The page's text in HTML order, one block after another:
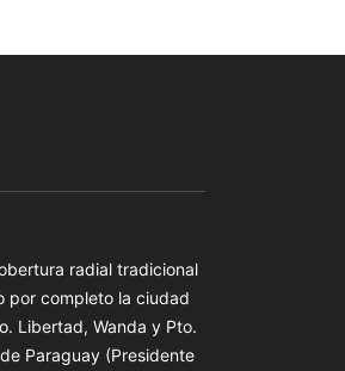
radial tradicional
por completo la ciudad
Libertad, Wanda y Pto.
Paraguay (Presidente